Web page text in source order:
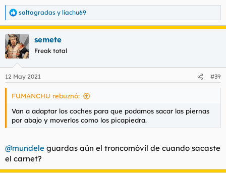
R
e
a
c
c
i
e
s
saltagradas y liachu69
semete
Freak total
12 May 2021 #39
FUMANCHU rebuznó:
Van a adaptar los coches para que podamos sacar las piernas
por abajo y moverlos como los picapiedra.
@mundele guardas aún el troncomóvil de cuando sacaste
el carnet?